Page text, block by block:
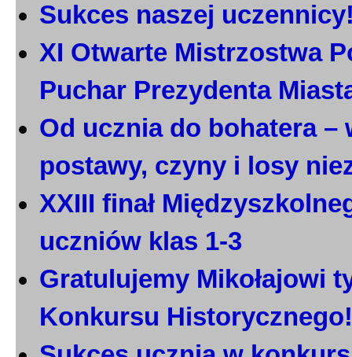
Sukces naszej
XI Otwarte Mistrzostwa
Puchar Prezydenta
Od ucznia do bohatera –
postawy, czyny i losy
XXIII finał
uczniów klas 1-3
Gratulujemy Mikołajowi
Konkursu Historycznego!